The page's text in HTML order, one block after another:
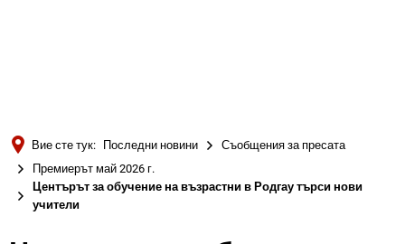
Български
Вие сте тук: Последни новини
Съобщения за пресата
Премиерът май 2026 г.
Центърът за обучение на възрастни в Родгау търси нови
учители